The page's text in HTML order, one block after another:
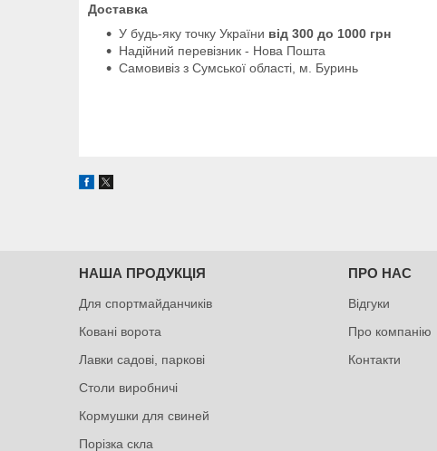
Доставка
У будь-яку точку України від 300 до 1000 грн
Надійний перевізник - Нова Пошта
Самовивіз з Сумської області, м. Буринь
НАША ПРОДУКЦІЯ
Для спортмайданчиків
Ковані ворота
Лавки садові, паркові
Столи виробничі
Кормушки для свиней
Порізка скла
ПРО НАС
Відгуки
Про компанію
Контакти